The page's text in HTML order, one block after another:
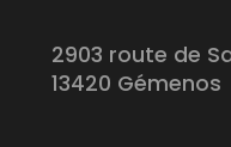
2903 route de
13420 Gémenos